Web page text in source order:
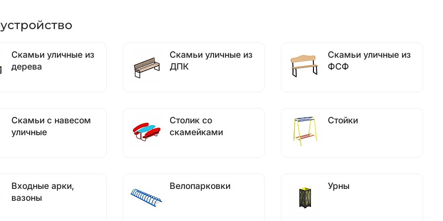
Скамьи уличные из
дерева
Скамьи уличные из
ДПК
Скамьи уличные из
ФСФ
Скамьи с навесом
уличные
Столик со
скамейками
Стойки
Входные арки,
вазоны
Велопарковки Урны